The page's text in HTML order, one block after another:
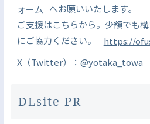
ォーム へお願いいたします。
ご支援はこちらから。少額でも
にご協力ください。
https://
X（Twitter）：@yotaka_towa
DLsite PR